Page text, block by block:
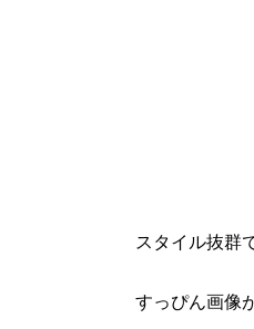
スタイル抜群
すっぴん画像